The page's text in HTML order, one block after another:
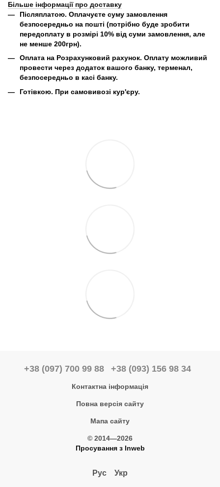
Більше інформації про доставку
Післяплатою. Оплачуєте суму замовлення
безпосередньо на пошті (потрібно буде зробити
передоплату в розмірі 10% від суми замовлення, але
не менше 200грн).
Оплата на Розрахунковий рахунок. Оплату можливий
провести через додаток вашого банку, терменал,
безпосередньо в касі банку.
Готівкою. При самовивозі кур'єру.
+38 (097) 700 99 88 +38 (093) 156 98 34
Контактна інформація
Повна версія сайту
Мапа сайту
© 2014—2026
Просування з Inweb
Рус Укр